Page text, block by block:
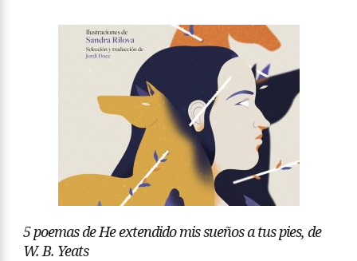
5 poemas de He extendido mis sueños a tus pies, de
W. B. Yeats